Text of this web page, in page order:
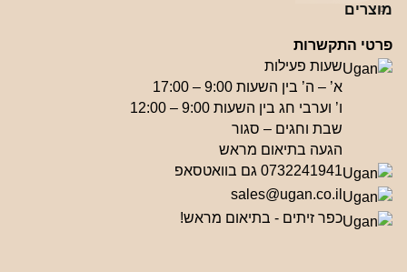
מוצרים
פרטי התקשרות
שעות פעילות
א’ – ה’ בין השעות 9:00 – 17:00
ו’ וערבי חג בין השעות 9:00 – 12:00
שבת וחגים – סגור
הגעה בתיאום מראש
0732241941 גם בוואטסאפ
sales@ugan.co.il
כפר זיתים - בתיאום מראש!